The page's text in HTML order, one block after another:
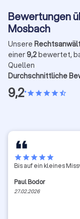
Bewertungen
Mosbach
Unsere
einer9,2bewertet,
Quellen
Durchschnittliche
9,2•starstarstarstarstar_half
starstarstarstarstar
Bis auf ein kleines
Paul Bodor
27.02.2026